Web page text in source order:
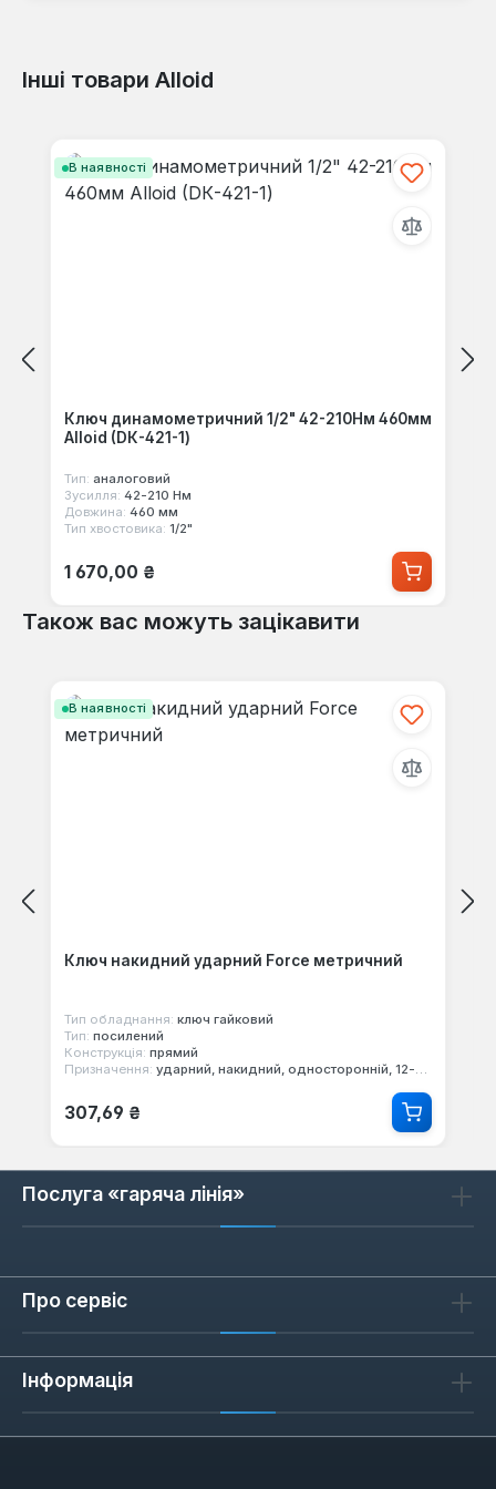
Відгуків не знайдено. Поділіться
Інші товари Alloid
В наявності
Ключ динамометричний 1/2" 42-210Нм 460мм
Alloid (DК-421-1)
Тип: аналоговий
Зусилля: 42-210 Нм
Довжина: 460 мм
Тип хвостовика: 1/2"
Звичайна ціна:
1 670,00 ₴
Також вас можуть зацікавити
В наявності
Ключ накидний ударний Force метричний
Тип обладнання: ключ гайковий
Тип: посилений
Конструкція: прямий
Призначення: ударний, накидний, односторонній, 12-ти гранний
Звичайна ціна:
307,69 ₴
Послуга «гаряча лінія»
Про сервіс
Інформація